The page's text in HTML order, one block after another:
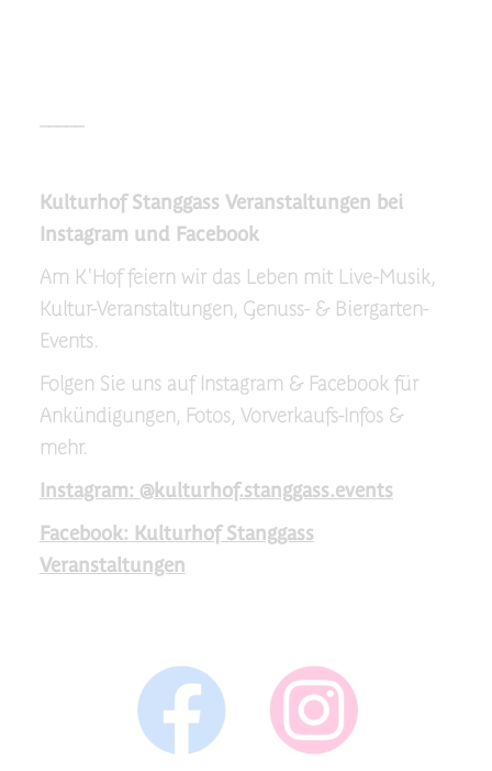
Kulturhof Stanggass Veranstaltungen bei
Instagram und Facebook
Am K'Hof feiern wir das Leben mit Live-Musik,
Kultur-Veranstaltungen, Genuss- & Biergarten-
Events.
Folgen Sie uns auf Instagram & Facebook für
Ankündigungen, Fotos, Vorverkaufs-Infos &
mehr.
Instagram: @kulturhof.stanggass.events
Facebook: Kulturhof Stanggass
Veranstaltungen